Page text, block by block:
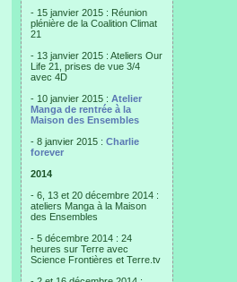
- 15 janvier 2015 : Réunion
plénière de la Coalition Climat
21
- 13 janvier 2015 : Ateliers Our
Life 21, prises de vue 3/4
avec 4D
- 10 janvier 2015 : Atelier
Manga de rentrée à la
Maison des Ensembles
- 8 janvier 2015 : Charlie
forever
2014
- 6, 13 et 20 décembre 2014 :
ateliers Manga à la Maison
des Ensembles
- 5 décembre 2014 : 24
heures sur Terre avec
Science Frontières et Terre.tv